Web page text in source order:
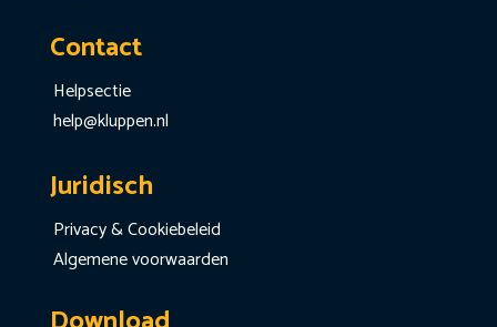
Contact
Helpsectie
help@kluppen.nl
Juridisch
Privacy & Cookiebeleid
Algemene voorwaarden